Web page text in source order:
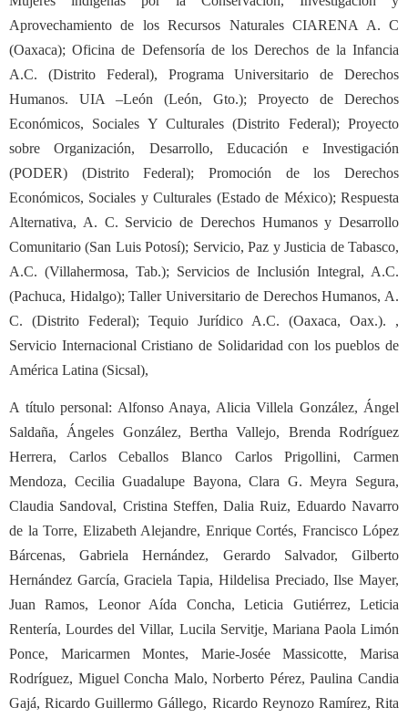
Aprovechamiento de los Recursos Naturales CIARENA A. C
(Oaxaca); Oficina de Defensoría de los Derechos de la Infancia
A.C. (Distrito Federal), Programa Universitario de Derechos
Humanos. UIA –León (León, Gto.); Proyecto de Derechos
Económicos, Sociales Y Culturales (Distrito Federal); Proyecto
sobre Organización, Desarrollo, Educación e Investigación
(PODER) (Distrito Federal); Promoción de los Derechos
Económicos, Sociales y Culturales (Estado de México); Respuesta
Alternativa, A. C. Servicio de Derechos Humanos y Desarrollo
Comunitario (San Luis Potosí); Servicio, Paz y Justicia de Tabasco,
A.C. (Villahermosa, Tab.); Servicios de Inclusión Integral, A.C.
(Pachuca, Hidalgo); Taller Universitario de Derechos Humanos, A.
C. (Distrito Federal); Tequio Jurídico A.C. (Oaxaca, Oax.). ,
Servicio Internacional Cristiano de Solidaridad con los pueblos de
América Latina (Sicsal),
A título personal: Alfonso Anaya, Alicia Villela González, Ángel
Saldaña, Ángeles González, Bertha Vallejo, Brenda Rodríguez
Herrera, Carlos Ceballos Blanco Carlos Prigollini, Carmen
Mendoza, Cecilia Guadalupe Bayona, Clara G. Meyra Segura,
Claudia Sandoval, Cristina Steffen, Dalia Ruiz, Eduardo Navarro
de la Torre, Elizabeth Alejandre, Enrique Cortés, Francisco López
Bárcenas, Gabriela Hernández, Gerardo Salvador, Gilberto
Hernández García, Graciela Tapia, Hildelisa Preciado, Ilse Mayer,
Juan Ramos, Leonor Aída Concha, Leticia Gutiérrez, Leticia
Rentería, Lourdes del Villar, Lucila Servitje, Mariana Paola Limón
Ponce, Maricarmen Montes, Marie-Josée Massicotte,Marisa
Rodríguez, Miguel Concha Malo, Norberto Pérez, Paulina Candia
Gajá, Ricardo Guillermo Gállego, Ricardo Reynozo Ramírez, Rita